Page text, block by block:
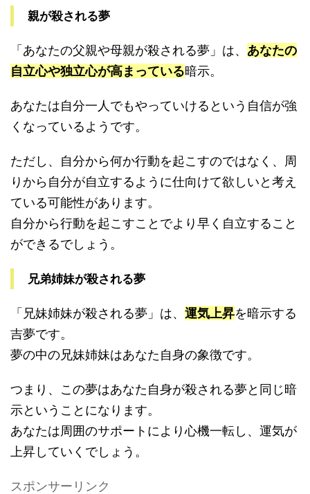
親が殺される夢
「あなたの父親や母親が殺される夢」は、 あなたの
自立心や独立心が高まっている暗示。
あなたは自分一人でもやっていけるという自信が強
くなっているようです。
ただし、自分から何か行動を起こすのではなく、周
りから自分が自立するように仕向けて欲しいと考え
ている可能性があります。
自分から行動を起こすことでより早く自立すること
ができるでしょう。
兄弟姉妹が殺される夢
「兄妹姉妹が殺される夢」は、 運気上昇を暗示する
吉夢です。
夢の中の兄妹姉妹はあなた自身の象徴です。
つまり、この夢はあなた自身が殺される夢と同じ暗
示ということになります。
あなたは周囲のサポートにより心機一転し、運気が
上昇していくでしょう。
スポンサーリンク